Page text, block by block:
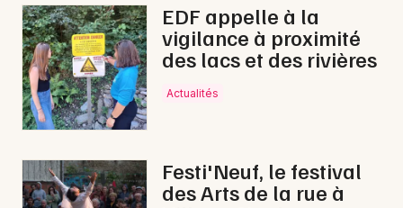
EDF appelle à la
vigilance à proximité
des lacs et des rivières
Actualités
Festi'Neuf, le festival
des Arts de la rue à